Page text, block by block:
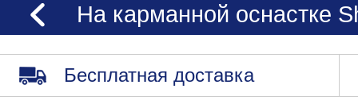
На карманной оснастке
Бесплатная доставка